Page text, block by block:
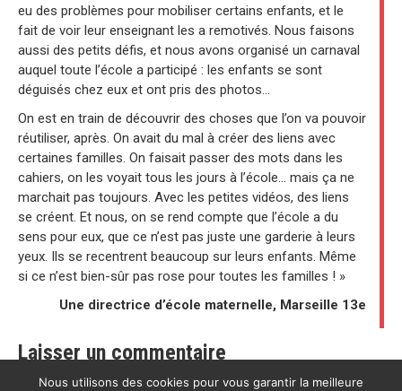
eu des problèmes pour mobiliser certains enfants, et le
fait de voir leur enseignant les a remotivés. Nous faisons
aussi des petits défis, et nous avons organisé un carnaval
auquel toute l’école a participé : les enfants se sont
déguisés chez eux et ont pris des photos…
On est en train de découvrir des choses que l’on va pouvoir
réutiliser, après. On avait du mal à créer des liens avec
certaines familles. On faisait passer des mots dans les
cahiers, on les voyait tous les jours à l’école… mais ça ne
marchait pas toujours. Avec les petites vidéos, des liens
se créent. Et nous, on se rend compte que l’école a du
sens pour eux, que ce n’est pas juste une garderie à leurs
yeux. Ils se recentrent beaucoup sur leurs enfants. Même
si ce n’est bien-sûr pas rose pour toutes les familles ! »
Une directrice d’école maternelle, Marseille 13e
Laisser un commentaire
Nous utilisons des cookies pour vous garantir la meilleure